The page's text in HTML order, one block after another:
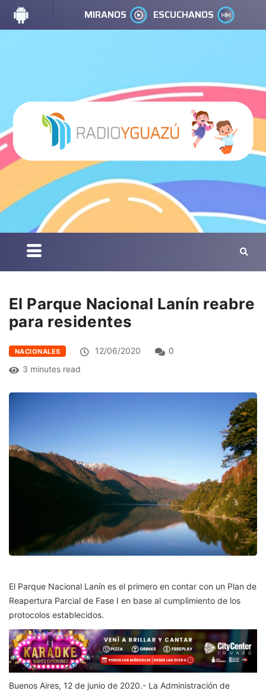
MIRANOS ESCUCHANOS
El Parque Nacional Lanín reabre
para residentes
NACIONALES 12/06/2020
0
3 minutes read
El Parque Nacional Lanín es el primero en contar con un Plan de
Reapertura Parcial de Fase I en base al cumplimiento de los
protocolos establecidos.
Buenos Aires, 12 de junio de 2020.- La Administración de